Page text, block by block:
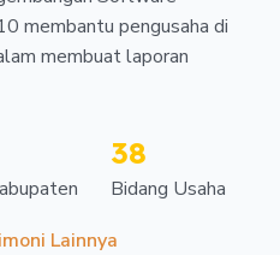
membantu pengusaha di
membuat laporan
38
Bidang Usaha
Lainnya